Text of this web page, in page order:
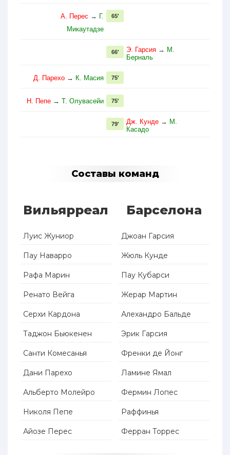
А. Перес → Г.
Микаутадзе
65'
Э. Гарсия → М.
Берналь
66'
Д. Парехо → К. Масия 75'
Н. Пепе → Т. Олувасейи 75'
Дж. Кунде → М.
Касадо
79'
Составы команд
Вильярреал
Луис Жуниор
Пау Наварро
Рафа Марин
Ренато Вейга
Серхи Кардона
Таджон Бьюкенен
Санти Комесанья
Дани Парехо
Альберто Молейро
Николя Пепе
Айозе Перес
Барселона
Джоан Гарсия
Жюль Кунде
Пау Кубарси
Жерар Мартин
Алехандро Бальде
Эрик Гарсия
Френки де Йонг
Ламине Ямал
Фермин Лопес
Раффинья
Ферран Торрес